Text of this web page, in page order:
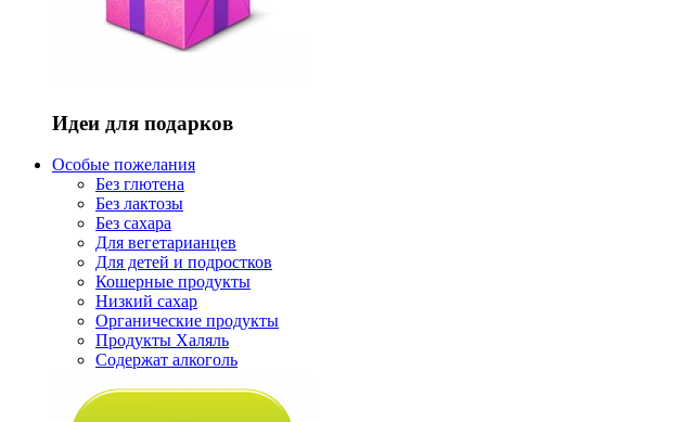
Идеи для подарков
Особые пожелания
Без глютена
Без лактозы
Без сахара
Для вегетарианцев
Для детей и подростков
Кошерные продукты
Низкий сахар
Органические продукты
Продукты Халяль
Содержат алкоголь